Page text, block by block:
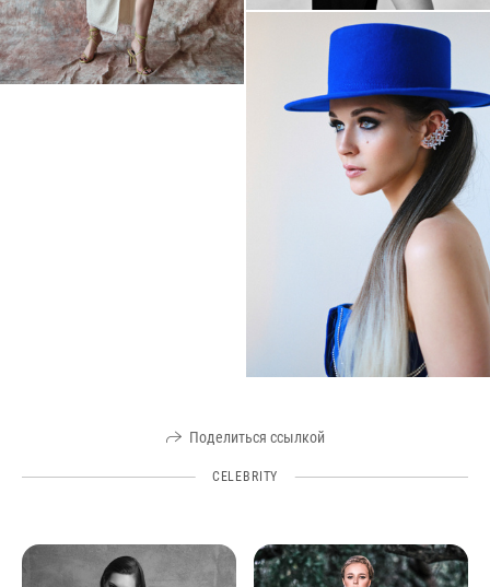
Поделиться ссылкой
CELEBRITY